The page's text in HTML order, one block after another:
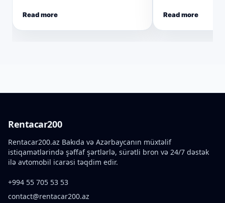
Read more Read more
Rentacar200
Rentacar200.az Bakıda və Azərbaycanın müxtəlif
istiqamətlərində şəffaf şərtlərlə, sürətli bron və 24/7 dəstək
ilə avtomobil icarəsi təqdim edir.
+994 55 705 53 53
contact@rentacar200.az